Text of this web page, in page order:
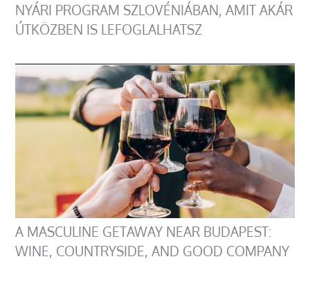
NYÁRI PROGRAM SZLOVÉNIÁBAN, AMIT AKÁR
ÚTKÖZBEN IS LEFOGLALHATSZ
A MASCULINE GETAWAY NEAR BUDAPEST:
WINE, COUNTRYSIDE, AND GOOD COMPANY